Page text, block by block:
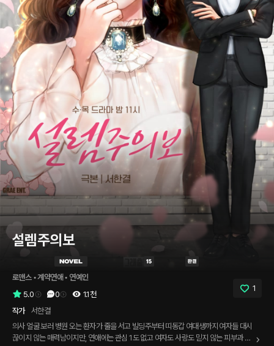
설렘주의보
로맨스 • 계약연애 • 연예인
5.0
0 1.1천
1
작가
서한결
의사 얼굴 보러 병원 오는 환자가 줄을 서고 빌딩주부터 띠동갑 여대생까지 여자들 대시
끊이지 않는 매력남이지만, 연애에는 관심 1도 없고 여자도 사랑도 믿지 않는 피부과 원